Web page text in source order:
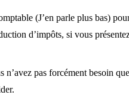
(J’en parle plus bas)
d’impôts, si vous
pas forcément besoin